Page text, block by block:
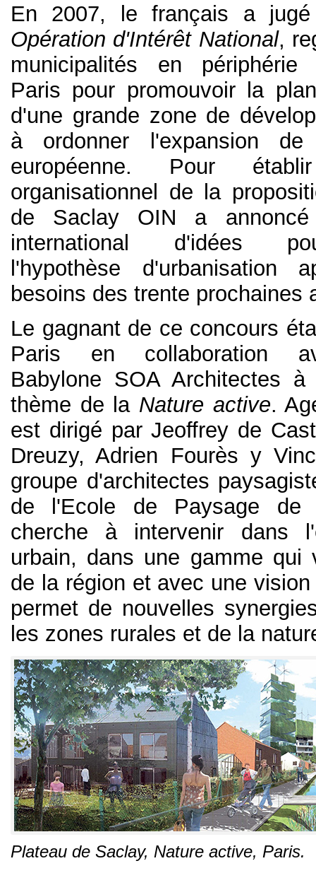
En 2007, le français a jugé
Opération d'Intérêt National,
municipalités en périphérie
Paris pour promouvoir la
d'une grande zone de
à ordonner l'expansion
européenne. Pour
organisationnel de la
de Saclay OIN a
international d'idées
l'hypothèse d'urbanisation
besoins des trente prochaines
Le gagnant de ce concours
Paris en collaboration
Babylone SOA Architectes
thème de la Nature active.
est dirigé par Jeoffrey de
Dreuzy, Adrien Fourès y
groupe d'architectes
de l'Ecole de Paysage de
cherche à intervenir dans
urbain, dans une gamme qui
de la région et avec une
permet de nouvelles
les zones rurales et de la
Plateau de Saclay, Nature active, Paris.